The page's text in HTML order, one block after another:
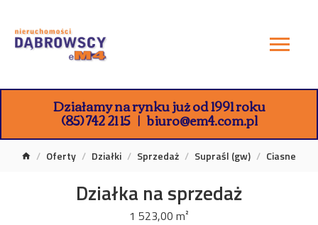
Działamy na rynku już od 1991 roku
(85) 742 21 15 biuro@em4.com.pl
Oferty Działki Sprzedaż Supraśl (gw) Ciasne
Działka na sprzedaż
1 523,00 m²